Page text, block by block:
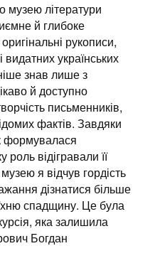
музею літератури
й глибоке
рукописи,
видатних українських
знав лише з
й доступно
письменників,
фактів. Завдяки
формувалася
роль відігравали її
я відчув гордість
дізнатися більше
спадщину. Це була
яка залишила
Богдан